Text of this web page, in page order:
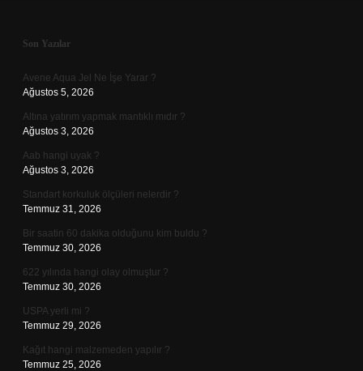
Sidebar
Son Yazılar
Avene Aqua Jel Ne İşe Yarar ?
Ağustos 5, 2026
Altına yatırım yapmak mantıklı mıdır ?
Ağustos 3, 2026
Aab hangi uyak ?
Ağustos 3, 2026
Standart korkuluk ölçüleri nelerdir ?
Temmuz 31, 2026
Bir saatin 60 dakika olduğunu kim buldu ?
Temmuz 30, 2026
622 yılında hangi olay olmuştur ?
Temmuz 30, 2026
USPA yerli mi ?
Temmuz 29, 2026
Kağıt hangi malzemeden yapılır ?
Temmuz 25, 2026